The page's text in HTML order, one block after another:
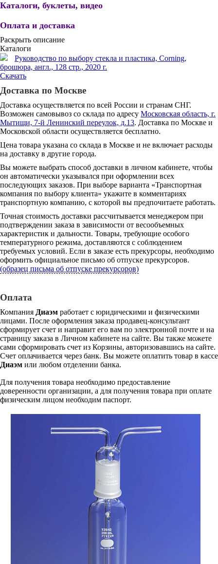
Каталоги, буклеты, видео
Оплата и доставка
Раскрыть описание
Каталоги
Руководство по выбору стекла и пластика, Corning,
брошюра, англ., 128 стр., 2020 г.
Скачать
Доставка по Москве
Доставка осуществляется по всей России и странам СНГ.
Возможен самовывоз со склада по адресу Московская область, г.
Мытищи, 7-й Ленинский переулок, д.13. Доставка по Москве и
Московской области осуществляется бесплатно.
Цена товара указана со склада в Москве и не включает расходы
на доставку в другие города.
Вы можете выбрать способ доставки в личном кабинете, чтобы
он автоматически указывался при оформлении всех
последующих заказов. При выборе варианта «Транспортная
компания по выбору клиента» укажите в комментариях
транспортную компанию, с которой вы предпочитаете работать.
Точная стоимость доставки рассчитывается менеджером при
подтверждении заказа в зависимости от весообъемных
характеристик и дальности. Товары, требующие особого
температурного режима, доставляются с соблюдением
требуемых условий. Если в заказе есть прекурсоры, необходимо
оформить официальное письмо об отпуске прекурсоров.
(образец письма об отпуске прекурсоров)
Оплата
Компания Диаэм работает с юридическими и физическими
лицами. После оформления заказа продавец-консультант
сформирует счет и направит его вам по электронной почте и на
страницу заказа в Личном кабинете на сайте. Вы также можете
сами сформировать счет из Корзины, авторизовавшись на сайте.
Счет оплачивается через банк. Вы можете оплатить товар в кассе
Диаэм или любом отделении банка.
Для получения товара необходимо предоставление
доверенности организации, а для получения товара при оплате
физическим лицом необходим паспорт.